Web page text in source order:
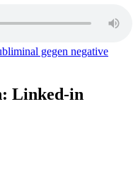
gegen negative
Linked-in